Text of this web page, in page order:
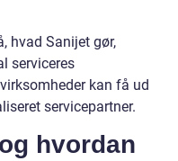
hvad Sanijet gør,
serviceres
kan få ud
servicepartner.
hvordan